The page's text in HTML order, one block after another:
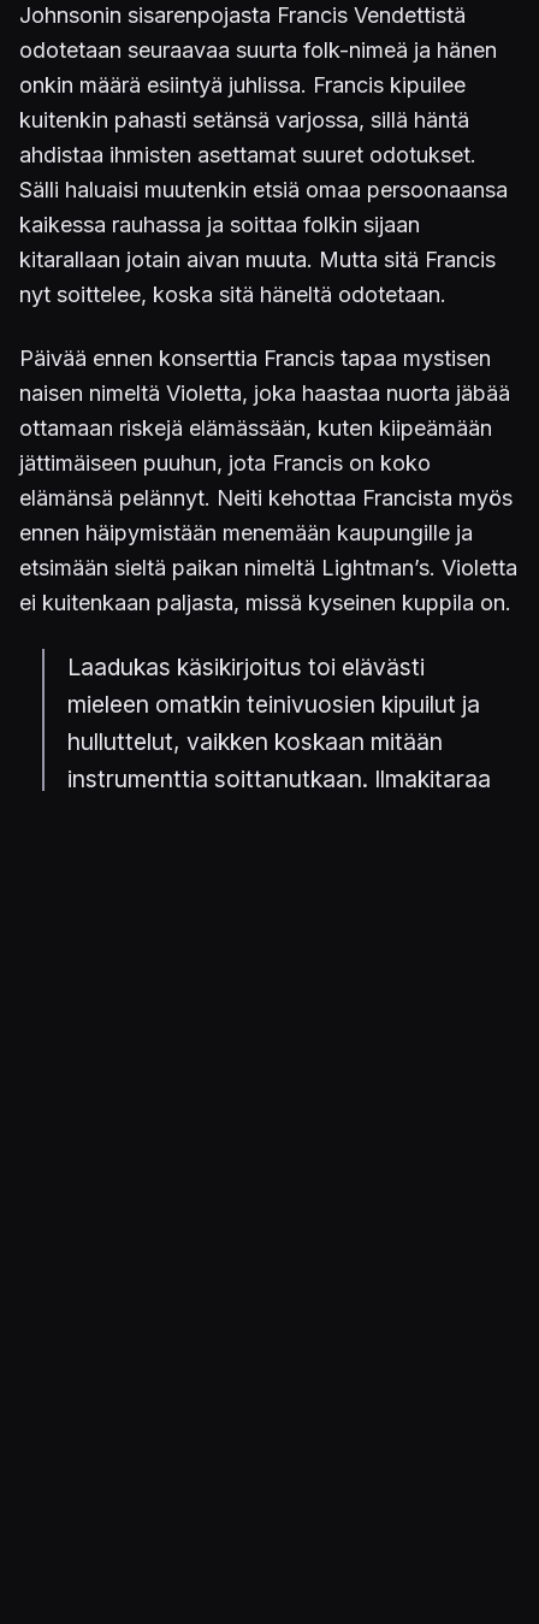
Johnsonin sisarenpojasta Francis Vendettistä
odotetaan seuraavaa suurta folk-nimeä ja hänen
onkin määrä esiintyä juhlissa. Francis kipuilee
kuitenkin pahasti setänsä varjossa, sillä häntä
ahdistaa ihmisten asettamat suuret odotukset.
Sälli haluaisi muutenkin etsiä omaa persoonaansa
kaikessa rauhassa ja soittaa folkin sijaan
kitarallaan jotain aivan muuta. Mutta sitä Francis
nyt soittelee, koska sitä häneltä odotetaan.
Päivää ennen konserttia Francis tapaa mystisen
naisen nimeltä Violetta, joka haastaa nuorta jäbää
ottamaan riskejä elämässään, kuten kiipeämään
jättimäiseen puuhun, jota Francis on koko
elämänsä pelännyt. Neiti kehottaa Francista myös
ennen häipymistään menemään kaupungille ja
etsimään sieltä paikan nimeltä Lightman’s. Violetta
ei kuitenkaan paljasta, missä kyseinen kuppila on.
Laadukas käsikirjoitus toi elävästi
mieleen omatkin teinivuosien kipuilut ja
hulluttelut, vaikken koskaan mitään
instrumenttia soittanutkaan. Ilmakitaraa